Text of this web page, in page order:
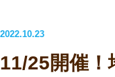
2022.10.23
11/25開催